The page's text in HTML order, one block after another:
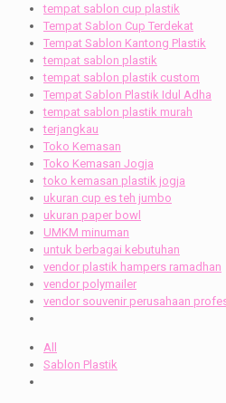
tempat sablon cup plastik
Tempat Sablon Cup Terdekat
Tempat Sablon Kantong Plastik
tempat sablon plastik
tempat sablon plastik custom
Tempat Sablon Plastik Idul Adha
tempat sablon plastik murah
terjangkau
Toko Kemasan
Toko Kemasan Jogja
toko kemasan plastik jogja
ukuran cup es teh jumbo
ukuran paper bowl
UMKM minuman
untuk berbagai kebutuhan
vendor plastik hampers ramadhan
vendor polymailer
vendor souvenir perusahaan
All
Sablon Plastik